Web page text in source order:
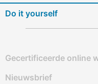
Do it yourself
Gecertificeerde online
Nieuwsbrief